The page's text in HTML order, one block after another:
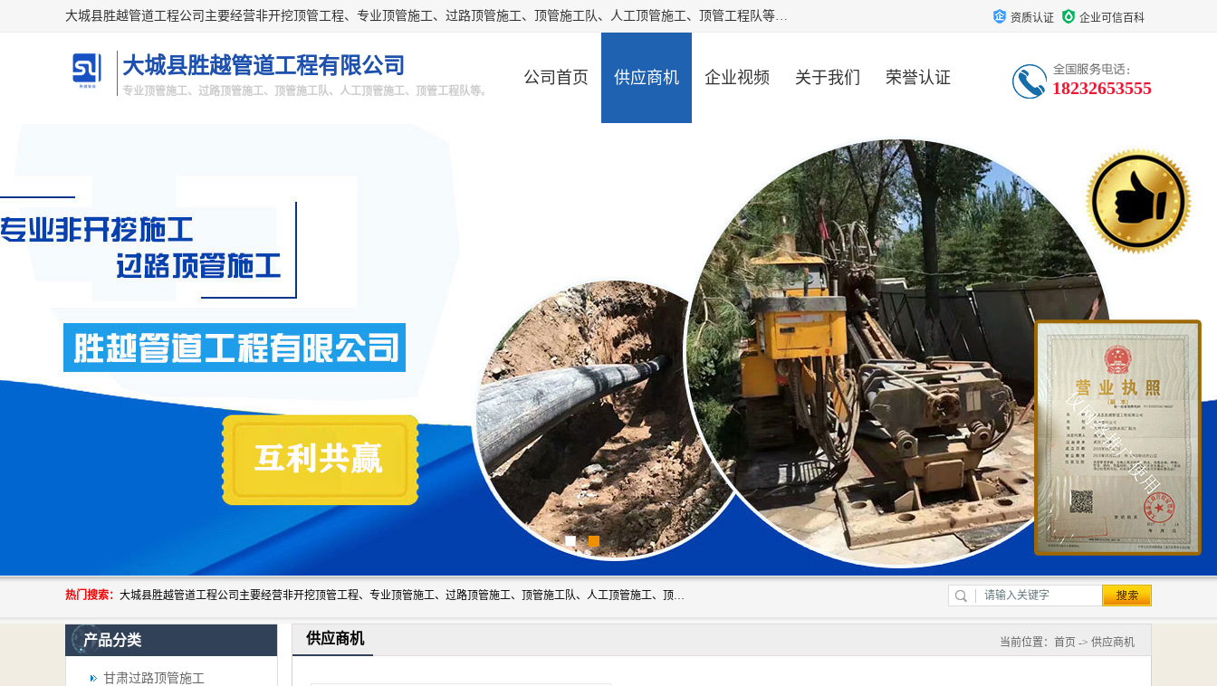
大城县胜越管道工程公司主要经营非开挖顶管工程、专业顶管施工、过路顶管施工、顶管施工队、人工顶管施工、顶管工程队等。主要从事南宁、甘肃、南宁等地区的顶管施工。我工程队期待与市政地下管网铺设的电信，电力，污水等处理工作的同仁共同设计，互利共赢。 资质认证 企业可信百科
大城县胜越管道工程有限公司
专业顶管施工、过路顶管施工、顶管施工队、人工顶管施工、顶管工程队等。
公司首页 供应商机 企业视频 关于我们 荣誉认证 18232653555
热门搜索： 大城县胜越管道工程公司主要经营非开挖顶管工程、专业顶管施工、过路顶管施工、顶管施工队、人工顶管施工、顶管工程队等。主要从事南宁、甘肃、南宁等地区的顶管施工。我工程队期待与市政地下管网铺设的电信，电力，污水等处理工作的同仁共同设计，互利共赢。
产品分类
甘肃过路顶管施工
供应商机 当前位置： 首页 -> 供应商机